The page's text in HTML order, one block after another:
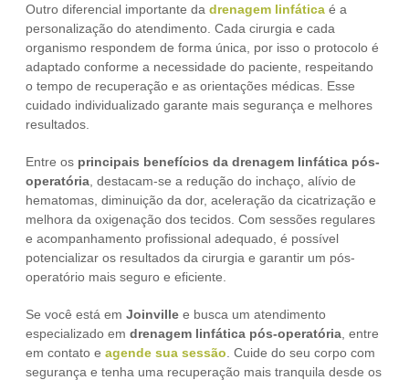
Outro diferencial importante da drenagem linfática é a
personalização do atendimento. Cada cirurgia e cada
organismo respondem de forma única, por isso o protocolo é
adaptado conforme a necessidade do paciente, respeitando
o tempo de recuperação e as orientações médicas. Esse
cuidado individualizado garante mais segurança e melhores
resultados.
Entre os principais benefícios da drenagem linfática pós-
operatória , destacam-se a redução do inchaço, alívio de
hematomas, diminuição da dor, aceleração da cicatrização e
melhora da oxigenação dos tecidos. Com sessões regulares
e acompanhamento profissional adequado, é possível
potencializar os resultados da cirurgia e garantir um pós-
operatório mais seguro e eficiente.
Se você está em Joinville e busca um atendimento
especializado em drenagem linfática pós-operatória , entre
em contato e agende sua sessão . Cuide do seu corpo com
segurança e tenha uma recuperação mais tranquila desde os